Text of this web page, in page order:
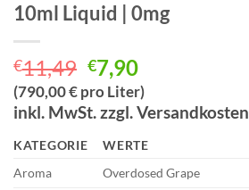
10ml Liquid | 0mg
€11,49 Ursprünglicher
Preis
war:
€7,90Aktueller
Preis
ist:
(790,00 € pro Liter)
inkl. MwSt. zzgl. Versandkosten
KATEGORIE
WERTE
Aroma
Overdosed Grape